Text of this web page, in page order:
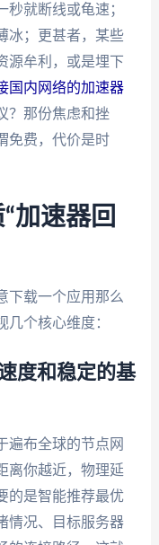
就断线或龟速；
冰；更甚者，某些
源牟利，或是埋下
国内网络的加速器
？那份焦虑和挫
免费，代价是时
加速器回
下载一个应用那么
个核心维度：
度和稳定的基
遍布全球的节点网
离你越近，物理延
的是智能推荐最优
情况、目标服务器